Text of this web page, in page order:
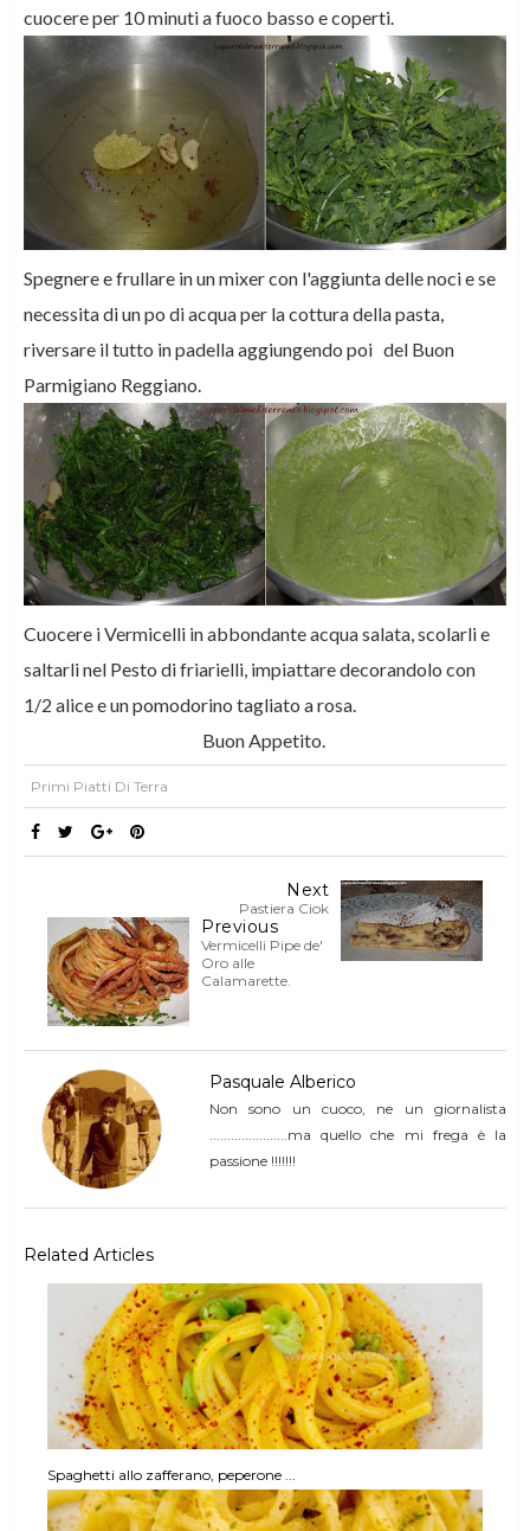
cuocere per 10 minuti a fuoco basso e coperti.
Spegnere e frullare in un mixer con l'aggiunta delle noci e se
necessita di un po di acqua per la cottura della pasta,
riversare il tutto in padella aggiungendo poi del Buon
Parmigiano Reggiano.
Cuocere i Vermicelli in abbondante acqua salata, scolarli e
saltarli nel Pesto di friarielli, impiattare decorandolo con
1/2 alice e un pomodorino tagliato a rosa.
Buon Appetito.
Primi Piatti Di Terra
Next
Pastiera Ciok
Previous
Vermicelli Pipe de'
Oro alle
Calamarette.
Pasquale Alberico
Non sono un cuoco, ne un giornalista
......................ma quello che mi frega è la
passione !!!!!!!
Related Articles
Spaghetti allo zafferano, peperone ...